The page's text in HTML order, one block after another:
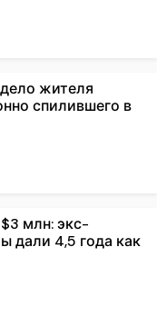
жителя
спилившего в
млн: экс-
дали 4,5 года как